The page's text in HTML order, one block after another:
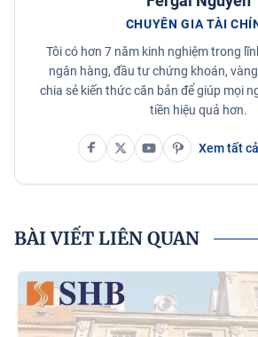
CHUYÊN GIA TÀI
Tôi có hơn 7 năm kinh nghiệm trong
ngân hàng, đầu tư chứng khoán,
chia sẻ kiến thức căn bản để giúp mọi
tiền hiệu quả hơn.
Xem tất
BÀI VIẾT LIÊN QUAN